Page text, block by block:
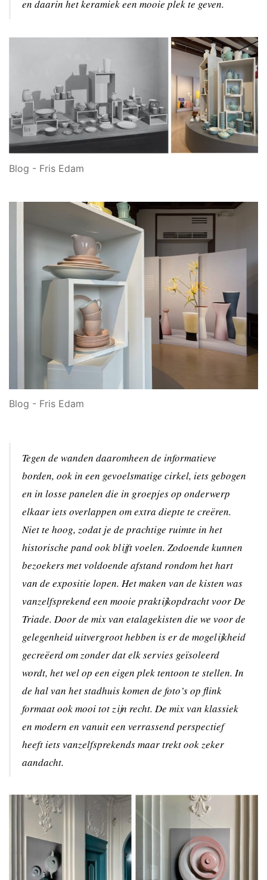
en daarin het keramiek een mooie plek te geven.
Blog - Fris Edam
Blog - Fris Edam
Tegen de wanden daaromheen de informatieve
borden, ook in een gevoelsmatige cirkel, iets gebogen
en in losse panelen die in groepjes op onderwerp
elkaar iets overlappen om extra diepte te creëren.
Niet te hoog, zodat je de prachtige ruimte in het
historische pand ook blijft voelen. Zodoende kunnen
bezoekers met voldoende afstand rondom het hart
van de expositie lopen. Het maken van de kisten was
vanzelfsprekend een mooie praktijkopdracht voor De
Triade. Door de mix van etalagekisten die we voor de
gelegenheid uitvergroot hebben is er de mogelijkheid
gecreëerd om zonder dat elk servies geïsoleerd
wordt, het wel op een eigen plek tentoon te stellen. In
de hal van het stadhuis komen de foto’s op flink
formaat ook mooi tot zijn recht. De mix van klassiek
en modern en vanuit een verrassend perspectief
heeft iets vanzelfsprekends maar trekt ook zeker
aandacht.